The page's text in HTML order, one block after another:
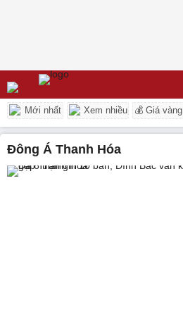
Mới nhất Xem nhiều 💰 Giá vàng
Đông Á Thanh Hóa